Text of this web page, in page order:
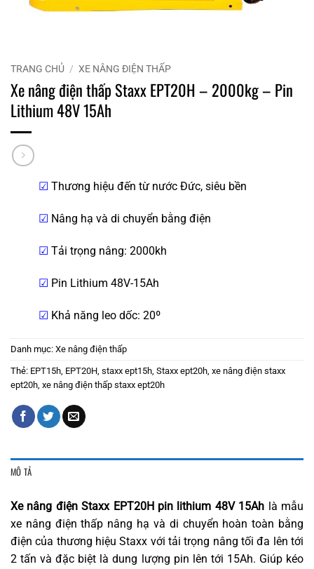
TRANG CHỦ / XE NÂNG ĐIỆN THẤP
Xe nâng điện thấp Staxx EPT20H – 2000kg – Pin
Lithium 48V 15Ah
☑ Thương hiệu đến từ nước Đức, siêu bền
☑ Nâng hạ và di chuyển bằng điện
☑ Tải trọng nâng: 2000kh
☑ Pin Lithium 48V-15Ah
☑ Khả năng leo dốc: 20º
Danh mục: Xe nâng điện thấp
Thẻ: EPT15h, EPT20H, staxx ept15h, Staxx ept20h, xe nâng điện staxx
ept20h, xe nâng điện thấp staxx ept20h
MÔ TẢ
Xe nâng điện Staxx EPT20H pin lithium 48V 15Ah là mẫu
xe nâng điện thấp nâng hạ và di chuyển hoàn toàn bằng
điện của thương hiệu Staxx với tải trọng nâng tối đa lên tới
2 tấn và đặc biệt là dung lượng pin lên tới 15Ah. Giúp kéo